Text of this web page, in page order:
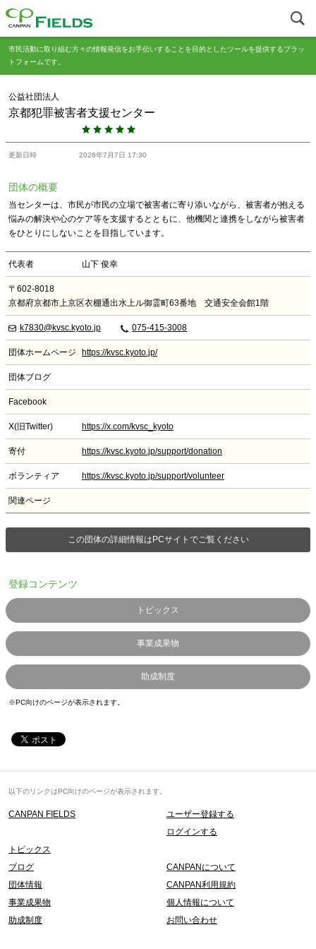
市民活動に取り組む方々の情報発信をお手伝いすることを目的としたツールを提供するプラッ
トフォームです。
公益社団法人
京都犯罪被害者支援センター
更新日時 2026年7月7日 17:30
団体の概要
当センターは、市民が市民の立場で被害者に寄り添いながら、被害者が抱える
悩みの解決や心のケア等を支援するとともに、他機関と連携をしながら被害者
をひとりにしないことを目指しています。
代表者 山下 俊幸
〒602-8018
京都府京都市上京区衣棚通出水上ル御霊町63番地 交通安全会館1階
k7830@kvsc.kyoto.jp 075-415-3008
団体ホームページ https://kvsc.kyoto.jp/
団体ブログ
Facebook
X(旧Twitter) https://x.com/kvsc_kyoto
寄付 https://kvsc.kyoto.jp/support/donation
ボランティア https://kvsc.kyoto.jp/support/volunteer
関連ページ
この団体の詳細情報はPCサイトでご覧ください
登録コンテンツ
トピックス
事業成果物
助成制度
※PC向けのページが表示されます。
以下のリンクはPC向けのページが表示されます。
CANPAN FIELDS
ユーザー登録する
ログインする
トピックス
ブログ
団体情報
事業成果物
助成制度
CANPANについて
CANPAN利用規約
個人情報について
お問い合わせ